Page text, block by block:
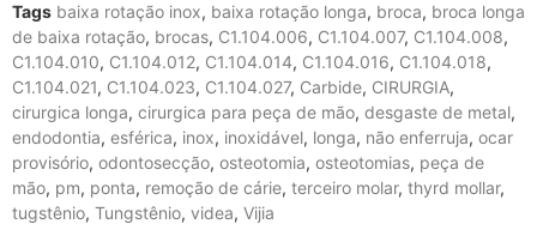
Tags baixa rotação inox, baixa rotação longa, broca, broca longa
de baixa rotação, brocas, C1.104.006, C1.104.007, C1.104.008,
C1.104.010, C1.104.012, C1.104.014, C1.104.016, C1.104.018,
C1.104.021, C1.104.023, C1.104.027, Carbide, CIRURGIA,
cirurgica longa, cirurgica para peça de mão, desgaste de metal,
endodontia, esférica, inox, inoxidável, longa, não enferruja, ocar
provisório, odontosecção, osteotomia, osteotomias, peça de
mão, pm, ponta, remoção de cárie, terceiro molar, thyrd mollar,
tugstênio, Tungstênio, videa, Vijia